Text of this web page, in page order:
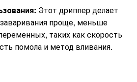
Этот дриппер делает
проще, меньше
таких как скорость
помола и метод вливания.